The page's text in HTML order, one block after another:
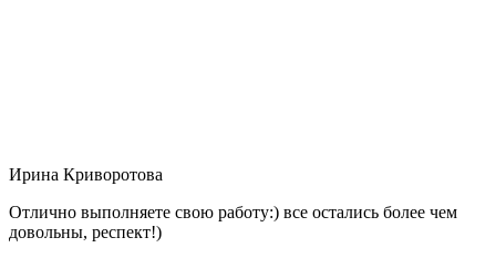
Ирина Криворотова
Отлично выполняете свою работу:) все остались более чем
довольны, респект!)